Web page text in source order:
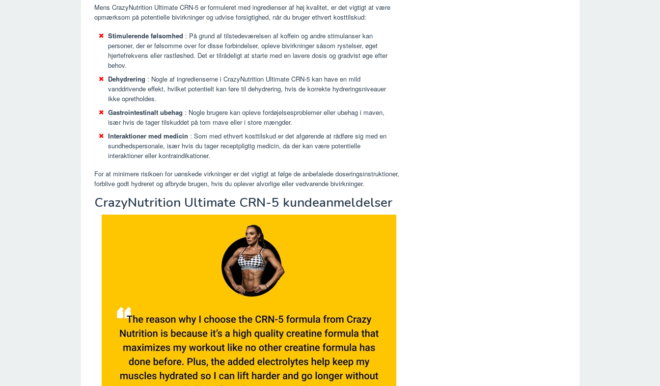
Mens CrazyNutrition Ultimate CRN-5 er formuleret med ingredienser af høj kvalitet, er det vigtigt at være
opmærksom på potentielle bivirkninger og udvise forsigtighed, når du bruger ethvert kosttilskud:
Stimulerende følsomhed : På grund af tilstedeværelsen af ​​koffein og andre stimulanser kan
personer, der er følsomme over for disse forbindelser, opleve bivirkninger såsom rystelser, øget
hjertefrekvens eller rastløshed. Det er tilrådeligt at starte med en lavere dosis og gradvist øge efter
behov.
Dehydrering : Nogle af ingredienserne i CrazyNutrition Ultimate CRN-5 kan have en mild
vanddrivende effekt, hvilket potentielt kan føre til dehydrering, hvis de korrekte hydreringsniveauer
ikke opretholdes.
Gastrointestinalt ubehag : Nogle brugere kan opleve fordøjelsesproblemer eller ubehag i maven,
især hvis de tager tilskuddet på tom mave eller i store mængder.
Interaktioner med medicin : Som med ethvert kosttilskud er det afgørende at rådføre sig med en
sundhedspersonale, især hvis du tager receptpligtig medicin, da der kan være potentielle
interaktioner eller kontraindikationer.
For at minimere risikoen for uønskede virkninger er det vigtigt at følge de anbefalede doseringsinstruktioner,
forblive godt hydreret og afbryde brugen, hvis du oplever alvorlige eller vedvarende bivirkninger.
CrazyNutrition Ultimate CRN-5 kundeanmeldelser